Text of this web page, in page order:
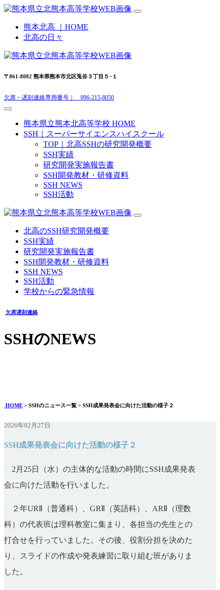
熊本北高 ｜HOME
北高の日々
〒861-8082 熊本県熊本市北区兎谷３丁目５−１
欠席・遅刻連絡専用番号｜ 096-215-8050
熊本県立熊本北高等学校 HOME
SSH｜スーパーサイエンスハイスクール
TOP｜北高SSHの研究開発概要
SSH実績
研究開発実施報告書
SSH開発教材・研修資料
SSH NEWS
SSH活動
北高のSSH研究開発概要
SSH実績
研究開発実施報告書
SSH開発教材・研修資料
SSH NEWS
SSH活動
学校からの緊急情報
欠席遅刻連絡
SSHのNEWS
HOME > SSHのニュース一覧 > SSH成果発表会に向けた活動の様子２
2026年02月27日
SSH成果発表会に向けた活動の様子２
2月25日（水）の主体的な活動の時間にSSH成果発表
会に向けた活動を行いました。
２年URⅡ（普通科）、GRⅡ（英語科）、ARⅡ（理数
科）の代表班は理科教室に集まり、各担当の先生との
打合せを行っていました。その後、役割分担を決めた
り、スライドの作成や発表練習に取り組む班がありま
した。